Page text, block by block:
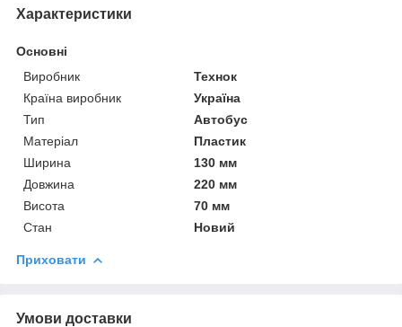
Характеристики
Основні
Виробник
Технок
Країна виробник
Україна
Тип
Автобус
Матеріал
Пластик
Ширина
130 мм
Довжина
220 мм
Висота
70 мм
Стан
Новий
Приховати
Умови доставки